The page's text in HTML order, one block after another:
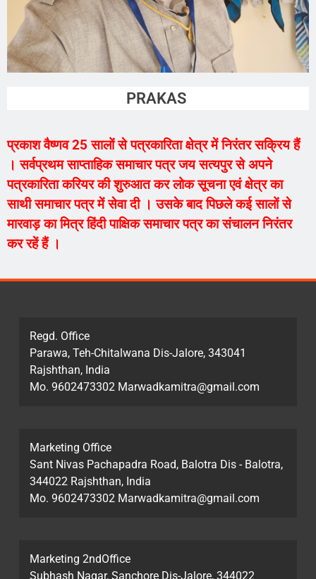
PRAKASH VAISHN
प्रकाश वैष्णव 25 सालों से पत्रकारिता क्षेत्र में निरंतर सक्रिय हैं
। सर्वप्रथम साप्ताहिक समाचार पत्र जय सत्यपुर से अपने
पत्रकारिता करियर की शुरुआत कर लोक सूचना एवं क्षेत्र का
साथी समाचार पत्र में सेवा दी । उसके बाद पिछले कई सालों से
मारवाड़ का मित्र हिंदी पाक्षिक समाचार पत्र का संचालन निरंतर
कर रहें हैं ।
Regd. Office
Parawa, Teh-Chitalwana Dis-Jalore, 343041
Rajshthan, India
Mo. 9602473302 Marwadkamitra@gmail.com
Marketing Office
Sant Nivas Pachapadra Road, Balotra Dis - Balotra,
344022 Rajshthan, India
Mo. 9602473302 Marwadkamitra@gmail.com
Marketing 2ndOffice
Subhash Nagar, Sanchore Dis-Jalore, 344022